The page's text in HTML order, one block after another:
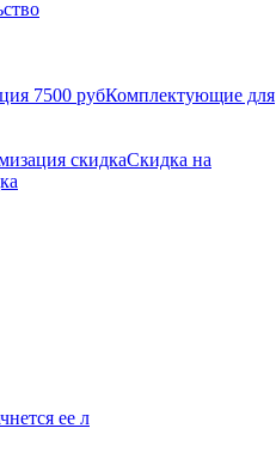
Комплектующие для
Скидка на
ее л